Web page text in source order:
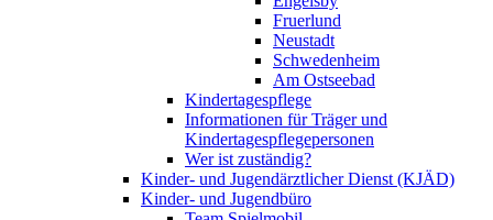
Fruerlund
Neustadt
Schwedenheim
Am Ostseebad
Kindertagespflege
Informationen für Träger und
Kindertagespflegepersonen
Wer ist zuständig?
Kinder- und Jugendärztlicher Dienst (KJÄD)
Kinder- und Jugendbüro